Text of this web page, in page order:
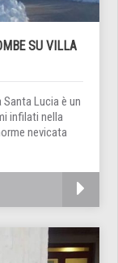
SU VILLA
Lucia è un
infilati nella
nevicata